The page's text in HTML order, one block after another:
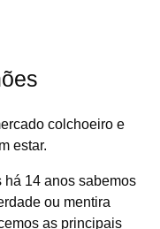
colchoeiro e
estar.
14 anos sabemos
ou mentira
as principais